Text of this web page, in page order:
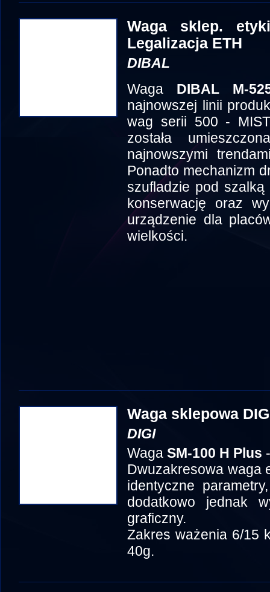
Waga sklep.
Legalizacja ETH
DIBAL
Waga DIBAL M-
najnowszej linii
wag serii 500 -
została
najnowszymi
Ponadto mechanizm
szufladzie pod szalką
konserwację oraz
urządzenie dla
wielkości.
Waga sklepowa
DIGI
Waga SM-100 H Plus
Dwuzakresowa waga
identyczne
dodatkowo jednak
graficzny.
Zakres ważenia 6/15
40g.